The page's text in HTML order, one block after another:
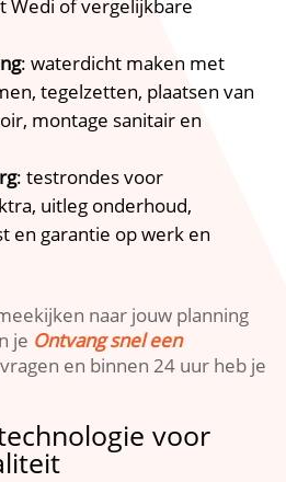
Wedi of vergelijkbare
: waterdicht maken met
tegelzetten, plaatsen van
montage sanitair en
: testrondes voor
uitleg onderhoud,
en garantie op werk en
naar jouw planning
je Ontvang snel een
en binnen 24 uur heb je
voor